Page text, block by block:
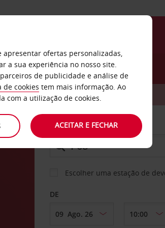
CARRO
LEVANTAR EM
Escolher uma estação de
DE
apresentar ofertas personalizadas,
a sua experiência no nosso site.
de publicidade e análise de
de cookies tem mais informação. Ao
com a utilização de cookies.
ACEITAR E FECHAR